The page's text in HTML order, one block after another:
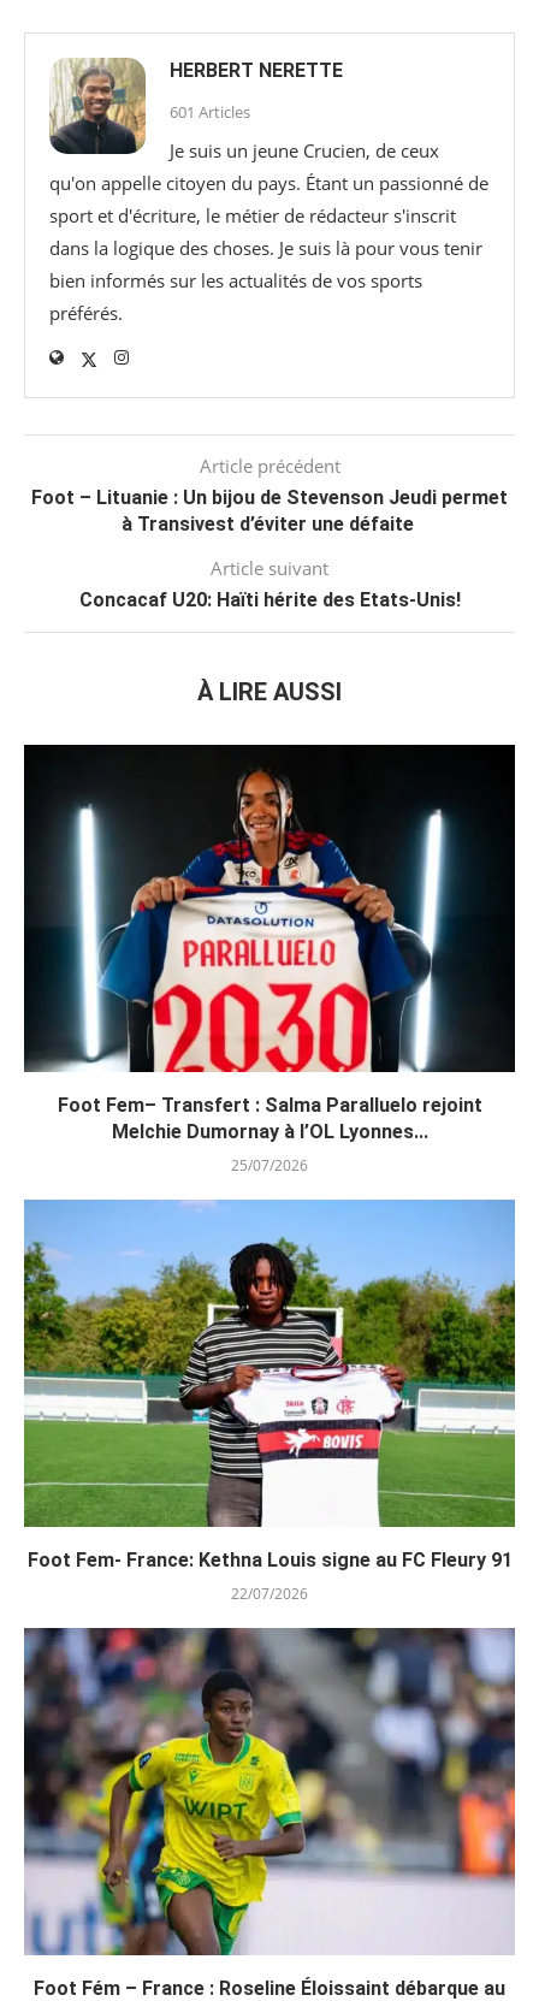
HERBERT NERETTE
601 Articles
Je suis un jeune Crucien, de ceux
qu'on appelle citoyen du pays. Étant un passionné de
sport et d'écriture, le métier de rédacteur s'inscrit
dans la logique des choses. Je suis là pour vous tenir
bien informés sur les actualités de vos sports
préférés.
Article précédent
Foot – Lituanie : Un bijou de Stevenson Jeudi permet
à Transivest d’éviter une défaite
Article suivant
Concacaf U20: Haïti hérite des Etats-Unis!
À LIRE AUSSI
Foot Fem– Transfert : Salma Paralluelo rejoint
Melchie Dumornay à l’OL Lyonnes...
25/07/2026
Foot Fem- France: Kethna Louis signe au FC Fleury 91
22/07/2026
Foot Fém – France : Roseline Éloissaint débarque au